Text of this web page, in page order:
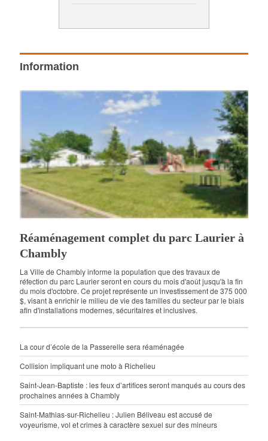
Information
Réaménagement complet du parc Laurier à
Chambly
La Ville de Chambly informe la population que des travaux de
réfection du parc Laurier seront en cours du mois d'août jusqu'à la fin
du mois d'octobre. Ce projet représente un investissement de 375 000
$, visant à enrichir le milieu de vie des familles du secteur par le biais
afin d'installations modernes, sécuritaires et inclusives.
La cour d’école de la Passerelle sera réaménagée
Collision impliquant une moto à Richelieu
Saint-Jean-Baptiste : les feux d’artifices seront manqués au cours des
prochaines années à Chambly
Saint-Mathias-sur-Richelieu : Julien Béliveau est accusé de
voyeurisme, vol et crimes à caractère sexuel sur des mineurs